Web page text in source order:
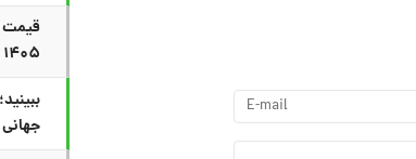
۱۴۰۵
جهانی